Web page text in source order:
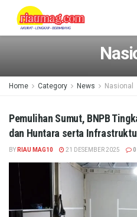
Home Category News Nasional
Pemulihan Sumut, BNPB
dan Huntara serta
BY RIAU MAG10 21 DESEMBER 2025 0